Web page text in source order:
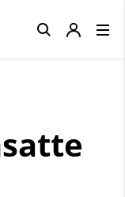
Close